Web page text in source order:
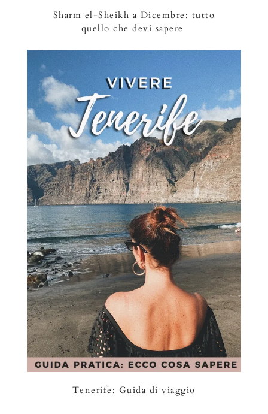
Sharm el-Sheikh a Dicembre: tutto
quello che devi sapere
Tenerife: Guida di viaggio